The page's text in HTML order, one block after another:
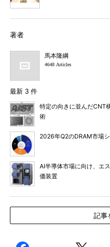
著者
馬本隆綱
4648 Articles
最新 3 件
特定の向きに並んだCNT
術
2026年Q2のDRAM市場
AI半導体市場に向け、エ
価装置
記事